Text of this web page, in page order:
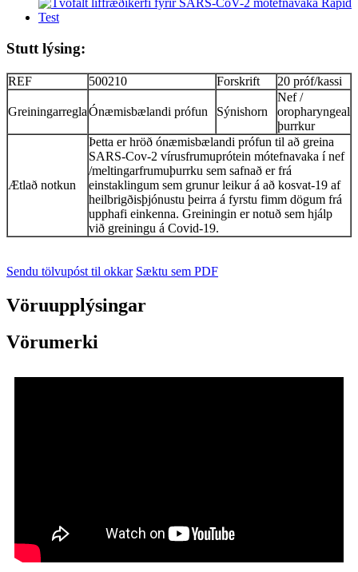
Stutt lýsing:
REF 500210 Forskrift 20 próf/kassi
GreiningarreglaÓnæmisbælandi prófun Sýnishorn
Nef /
oropharyngeal
þurrkur
Ætlað notkun
Þetta er hröð ónæmisbælandi prófun til að greina
SARS-Cov-2 vírusfrumuprótein mótefnavaka í nef
/meltingarfrumuþurrku sem safnað er frá
einstaklingum sem grunur leikur á að kosvat-19 af
heilbrigðisþjónustu þeirra á fyrstu fimm dögum frá
upphafi einkenna. Greiningin er notuð sem hjálp
við greiningu á Covid-19.
Sendu tölvupóst til okkar Sæktu sem PDF
Vöruupplýsingar
Vörumerki